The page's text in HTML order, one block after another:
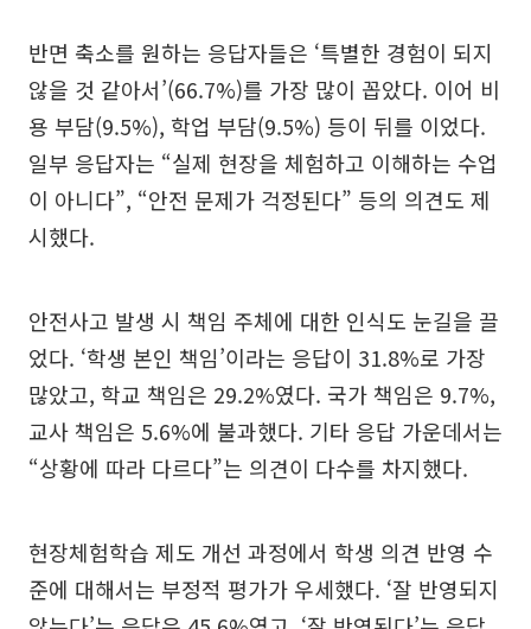
반면 축소를 원하는 응답자들은 ‘특별한 경험이 되지
않을 것 같아서’(66.7%)를 가장 많이 꼽았다. 이어 비
용 부담(9.5%), 학업 부담(9.5%) 등이 뒤를 이었다.
일부 응답자는 “실제 현장을 체험하고 이해하는 수업
이 아니다”, “안전 문제가 걱정된다” 등의 의견도 제
시했다.
안전사고 발생 시 책임 주체에 대한 인식도 눈길을 끌
었다. ‘학생 본인 책임’이라는 응답이 31.8%로 가장
많았고, 학교 책임은 29.2%였다. 국가 책임은 9.7%,
교사 책임은 5.6%에 불과했다. 기타 응답 가운데서는
“상황에 따라 다르다”는 의견이 다수를 차지했다.
현장체험학습 제도 개선 과정에서 학생 의견 반영 수
준에 대해서는 부정적 평가가 우세했다. ‘잘 반영되지